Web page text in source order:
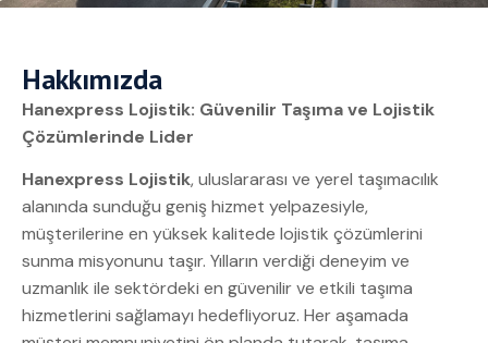
Hakkımızda
Hanexpress Lojistik: Güvenilir Taşıma ve Lojistik
Çözümlerinde Lider
Hanexpress Lojistik, uluslararası ve yerel taşımacılık
alanında sunduğu geniş hizmet yelpazesiyle,
müşterilerine en yüksek kalitede lojistik çözümlerini
sunma misyonunu taşır. Yılların verdiği deneyim ve
uzmanlık ile sektördeki en güvenilir ve etkili taşıma
hizmetlerini sağlamayı hedefliyoruz. Her aşamada